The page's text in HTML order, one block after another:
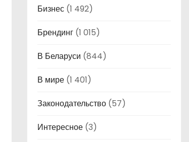
Бизнес (1 492)
Брендинг (1 015)
В Беларуси (844)
В мире (1 401)
Законодательство (57)
Интересное (3)